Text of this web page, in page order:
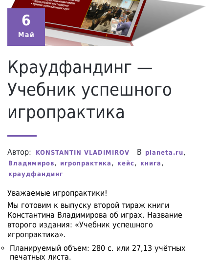
6
Май
Краудфандинг —
Учебник успешного
игропрактика
Автор: KONSTANTIN VLADIMIROV В planeta.ru,
Владимиров, игропрактика , кейс, книга ,
краудфандинг
Уважаемые игропрактики!
Мы готовим к выпуску второй тираж книги
Константина Владимирова об играх. Название
второго издания: «Учебник успешного
игропрактика».
Планируемый объем: 280 с. или 27,13 учётных
печатных листа.